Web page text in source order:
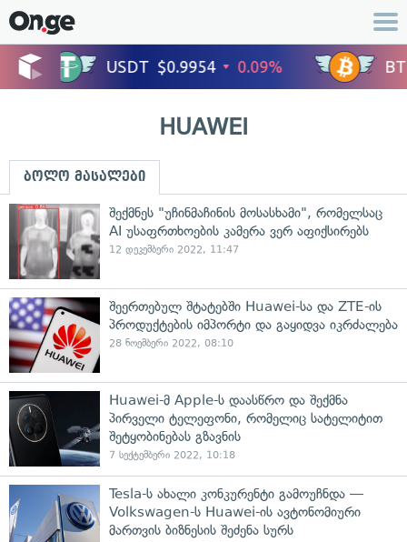
HUAWEI
ბოლო მასალები
შექმნეს "უჩინმაჩინის მოსასხამი", რომელსაც
AI უსაფრთხოების კამერა ვერ აფიქსირებს
12 დეკემბერი 2022, 11:47
შეერთებულ შტატებში Huawei-სა და ZTE-ის
პროდუქტების იმპორტი და გაყიდვა იკრძალება
28 ნოემბერი 2022, 08:10
Huawei-მ Apple-ს დაასწრო და შექმნა
პირველი ტელეფონი, რომელიც სატელიტით
შეტყობინებას გზავნის
7 სექტემბერი 2022, 10:18
Tesla-ს ახალი კონკურენტი გამოუჩნდა —
Volkswagen-ს Huawei-ის ავტონომიური
მართვის ბიზნესის შეძენა სურს